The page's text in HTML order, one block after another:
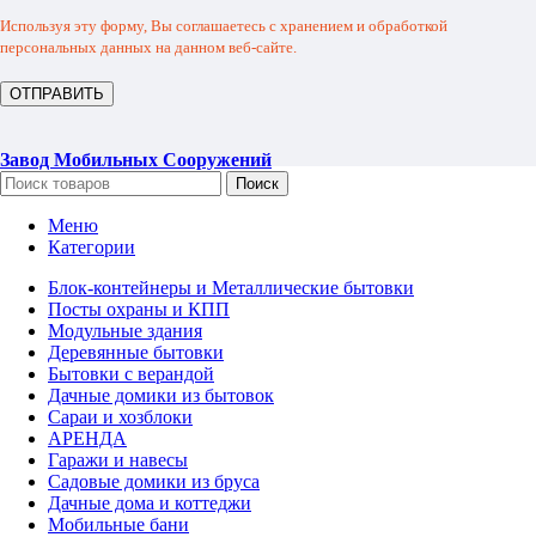
Используя эту форму, Вы соглашаетесь с хранением и обработкой
персональных данных на данном веб-сайте.
Завод Мобильных Сооружений
Поиск
Меню
Категории
Блок-контейнеры и Металлические бытовки
Посты охраны и КПП
Модульные здания
Деревянные бытовки
Бытовки с верандой
Дачные домики из бытовок
Сараи и хозблоки
АРЕНДА
Гаражи и навесы
Садовые домики из бруса
Дачные дома и коттеджи
Мобильные бани